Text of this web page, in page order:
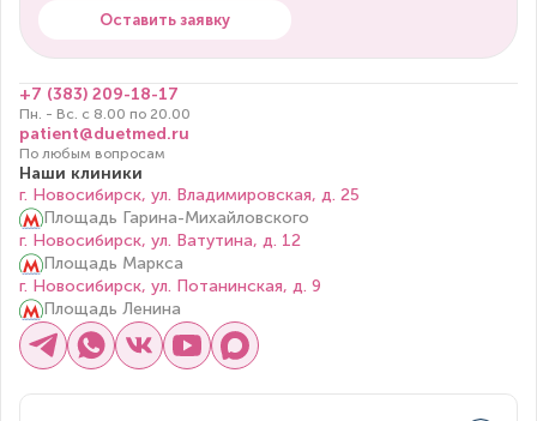
Оставить заявку
+7 (383) 209-18-17
Пн. - Вс. с 8.00 по 20.00
patient@duetmed.ru
По любым вопросам
Наши клиники
г. Новосибирск, ул. Владимировская, д. 25
Площадь Гарина-Михайловского
г. Новосибирск, ул. Ватутина, д. 12
Площадь Маркса
г. Новосибирск, ул. Потанинская, д. 9
Площадь Ленина